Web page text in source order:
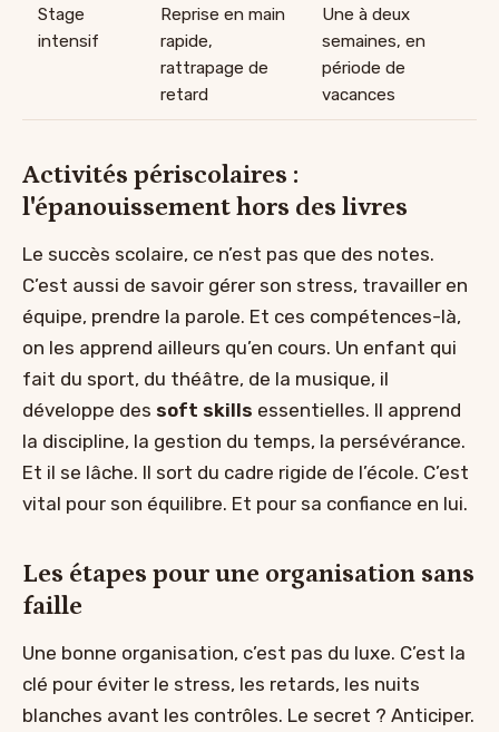
Stage
intensif
Reprise en main
rapide,
rattrapage de
retard
Une à deux
semaines, en
période de
vacances
Activités périscolaires :
l'épanouissement hors des livres
Le succès scolaire, ce n’est pas que des notes.
C’est aussi de savoir gérer son stress, travailler en
équipe, prendre la parole. Et ces compétences-là,
on les apprend ailleurs qu’en cours. Un enfant qui
fait du sport, du théâtre, de la musique, il
développe des soft skills essentielles. Il apprend
la discipline, la gestion du temps, la persévérance.
Et il se lâche. Il sort du cadre rigide de l’école. C’est
vital pour son équilibre. Et pour sa confiance en lui.
Les étapes pour une organisation sans
faille
Une bonne organisation, c’est pas du luxe. C’est la
clé pour éviter le stress, les retards, les nuits
blanches avant les contrôles. Le secret ? Anticiper.